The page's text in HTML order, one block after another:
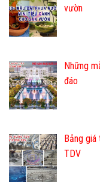
vườn
Những
đáo
Bảng
TDV